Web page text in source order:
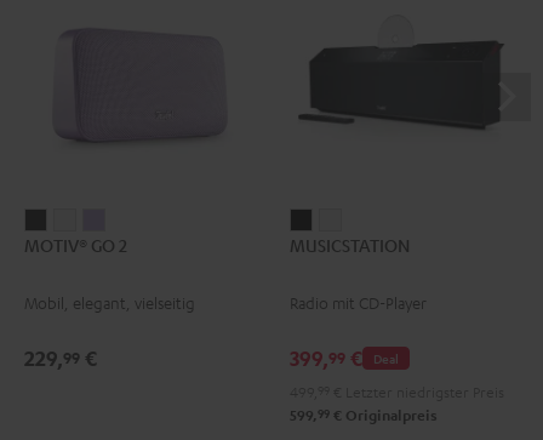
GO
Night
GO
Silver
GO
Soft
MOTIV® GO 2
Mobil, elegant, vielseitig
229,99 €
Schwarz
Weiß
MUSICSTATION
Radio mit CD-Player
Deal
399,99 €
599, 99 € Originalpreis